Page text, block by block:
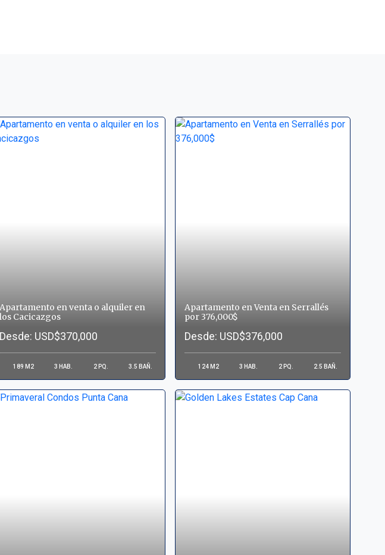
Apartamento en venta o alquiler en
los Cacicazgos
Desde: USD$370,000
189 M2 3 HAB. 2PQ. 3.5 BAÑ.
Apartamento en Venta en Serrallés
por 376,000$
Desde: USD$376,000
124 M2 3 HAB. 2PQ. 2.5 BAÑ.